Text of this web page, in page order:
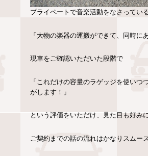
プライペートで音楽活動をなさってい
「大物の楽器の運搬ができて、同時に
現車をご確認いただいた段階で
「これだけの容量のラゲッジを使い
がします！」
という評価をいただけ、見た目も好み
ご契約までの話の流れはかなりスムー